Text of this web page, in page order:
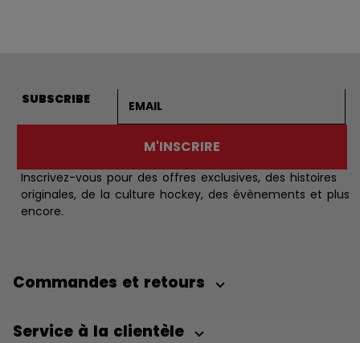
SUBSCRIBE
M'INSCRIRE
Inscrivez-vous pour des offres exclusives, des histoires
originales, de la culture hockey, des évènements et plus
encore.
Commandes et retours
Service à la clientèle